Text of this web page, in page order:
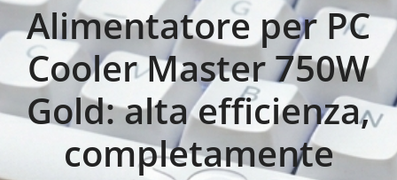
Alimentatore per PC
Cooler Master 750W
Gold: alta efficienza,
completamente